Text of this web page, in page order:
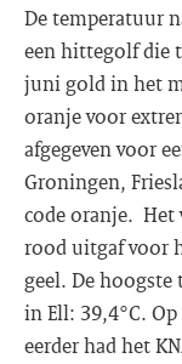
De temperatuur
een hittegolf die
juni gold in het
oranje voor
afgegeven voor
Groningen,
code oranje. Het
rood uitgaf voor
geel. De
in Ell: 39,4°C.
eerder had het